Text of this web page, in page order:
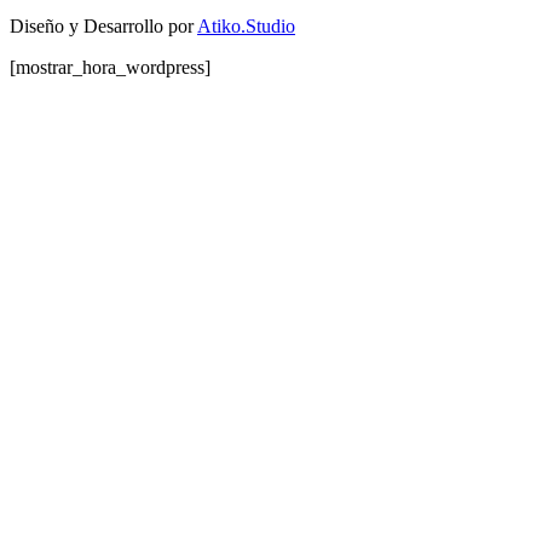
Diseño y Desarrollo porAtiko.Studio
[mostrar_hora_wordpress]